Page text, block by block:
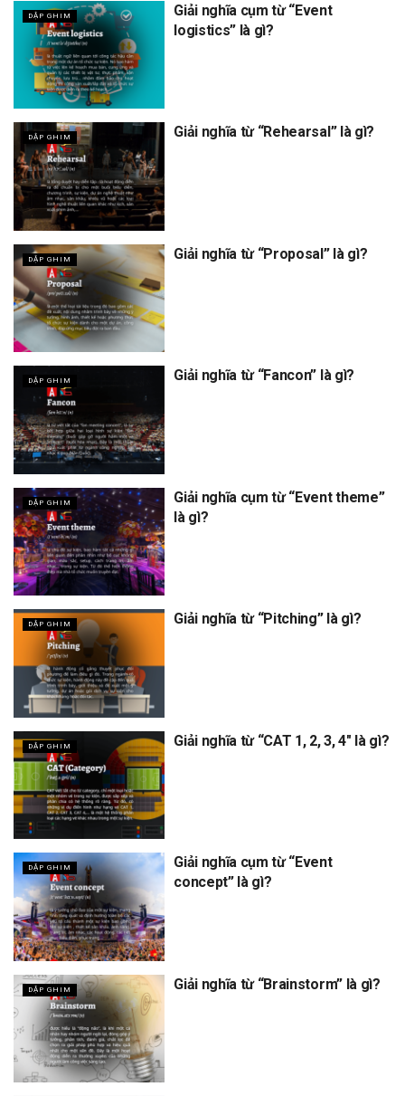
DẬP GHIM
Giải nghĩa cụm từ “Event
logistics” là gì?
DẬP GHIM Giải nghĩa từ “Rehearsal” là gì?
DẬP GHIM Giải nghĩa từ “Proposal” là gì?
DẬP GHIM Giải nghĩa từ “Fancon” là gì?
DẬP GHIM
Giải nghĩa cụm từ “Event theme”
là gì?
DẬP GHIM Giải nghĩa từ “Pitching” là gì?
DẬP GHIM Giải nghĩa từ “CAT 1, 2, 3, 4″ là gì?
DẬP GHIM
Giải nghĩa cụm từ “Event
concept” là gì?
DẬP GHIM Giải nghĩa từ “Brainstorm” là gì?